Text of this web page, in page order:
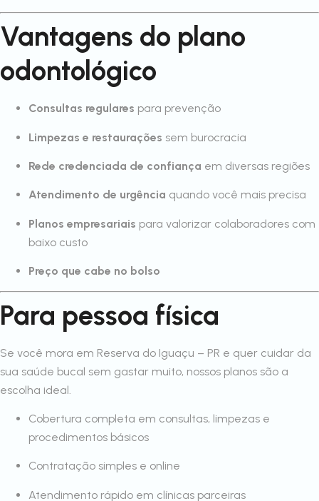
Vantagens do plano
odontológico
Consultas regulares para prevenção
Limpezas e restaurações sem burocracia
Rede credenciada de confiança em diversas regiões
Atendimento de urgência quando você mais precisa
Planos empresariais para valorizar colaboradores com
baixo custo
Preço que cabe no bolso
Para pessoa física
Se você mora em Reserva do Iguaçu – PR e quer cuidar da
sua saúde bucal sem gastar muito, nossos planos são a
escolha ideal.
Cobertura completa em consultas, limpezas e
procedimentos básicos
Contratação simples e online
Atendimento rápido em clínicas parceiras